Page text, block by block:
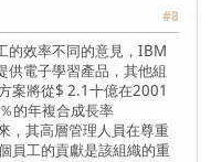
#8
的效率不同的意見，IBM
供電子學習產品，其他組
案將從$ 2.1十億在2001
的年複合成長率
，其高層管理人員在尊重
員工的貢獻是該組織的重